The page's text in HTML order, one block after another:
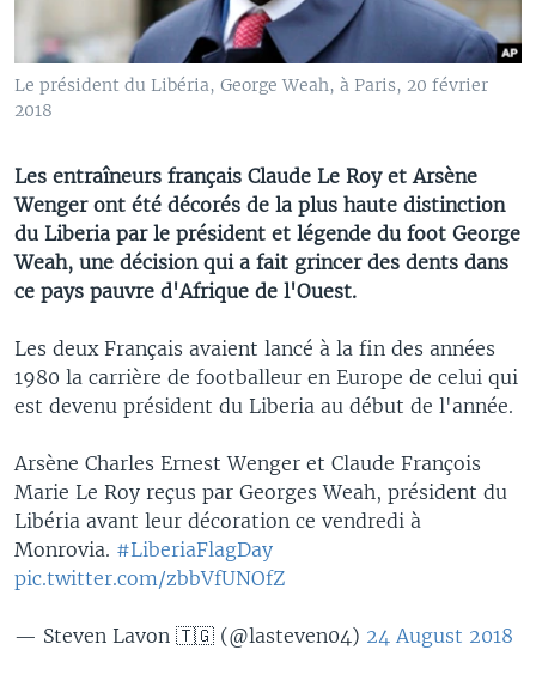
Le président du Libéria, George Weah, à Paris, 20 février
2018
Les entraîneurs français Claude Le Roy et Arsène
Wenger ont été décorés de la plus haute distinction
du Liberia par le président et légende du foot George
Weah, une décision qui a fait grincer des dents dans
ce pays pauvre d'Afrique de l'Ouest.
Les deux Français avaient lancé à la fin des années
1980 la carrière de footballeur en Europe de celui qui
est devenu président du Liberia au début de l'année.
Arsène Charles Ernest Wenger et Claude François
Marie Le Roy reçus par Georges Weah, président du
Libéria avant leur décoration ce vendredi à
Monrovia. #LiberiaFlagDay
pic.twitter.com/zbbVfUNOfZ
— Steven Lavon 🇹🇬 (@lasteven04) 24 August 2018